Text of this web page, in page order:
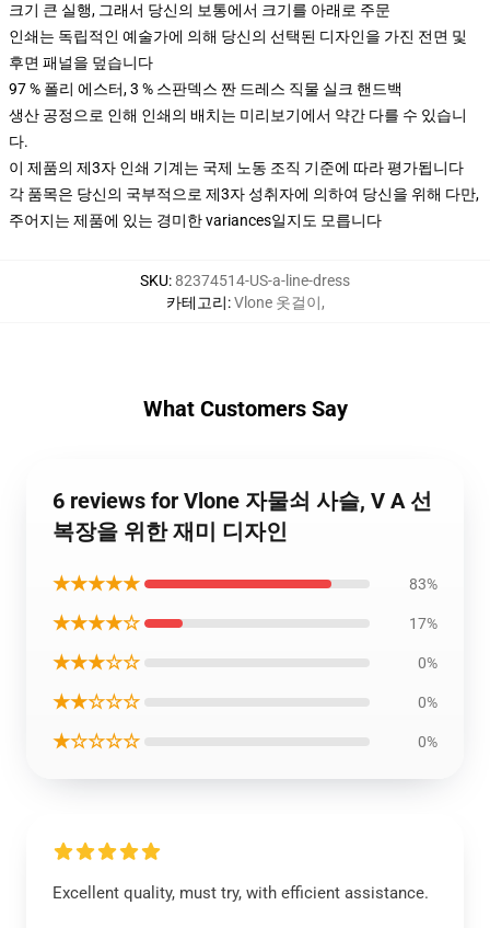
크기 큰 실행, 그래서 당신의 보통에서 크기를 아래로 주문
인쇄는 독립적인 예술가에 의해 당신의 선택된 디자인을 가진 전면 및
후면 패널을 덮습니다
97 % 폴리 에스터, 3 % 스판덱스 짠 드레스 직물 실크 핸드백
생산 공정으로 인해 인쇄의 배치는 미리보기에서 약간 다를 수 있습니
다.
이 제품의 제3자 인쇄 기계는 국제 노동 조직 기준에 따라 평가됩니다
각 품목은 당신의 국부적으로 제3자 성취자에 의하여 당신을 위해 다만,
주어지는 제품에 있는 경미한 variances일지도 모릅니다
SKU:82374514-US-a-line-dress
카테고리:Vlone 옷걸이,
What Customers Say
6 reviews for Vlone 자물쇠 사슬, V A 선
복장을 위한 재미 디자인
★★★★★ 83%
★★★★☆ 17%
★★★☆☆ 0%
★★☆☆☆ 0%
★☆☆☆☆ 0%
Excellent quality, must try, with efficient assistance.